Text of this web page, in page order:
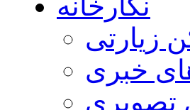
زیارتی
خبری
تصویری